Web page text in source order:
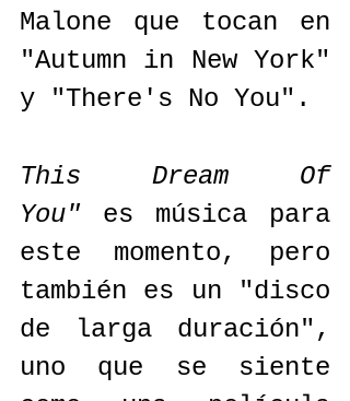
Malone que tocan en
"Autumn in New York"
y "There's No You".
This Dream Of
You" es música para
este momento, pero
también es un "disco
de larga duración",
uno que se siente